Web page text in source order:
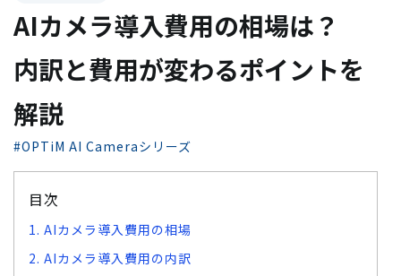
AIカメラ導入費用の相場は？
内訳と費用が変わるポイントを
解説
#OPTiM AI Cameraシリーズ
目次
1. AIカメラ導入費用の相場
2. AIカメラ導入費用の内訳